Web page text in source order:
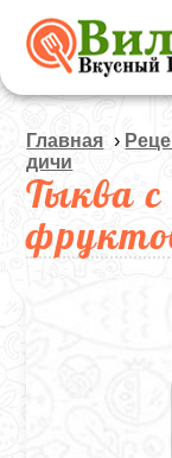
Главная ›
дичи
Тыква